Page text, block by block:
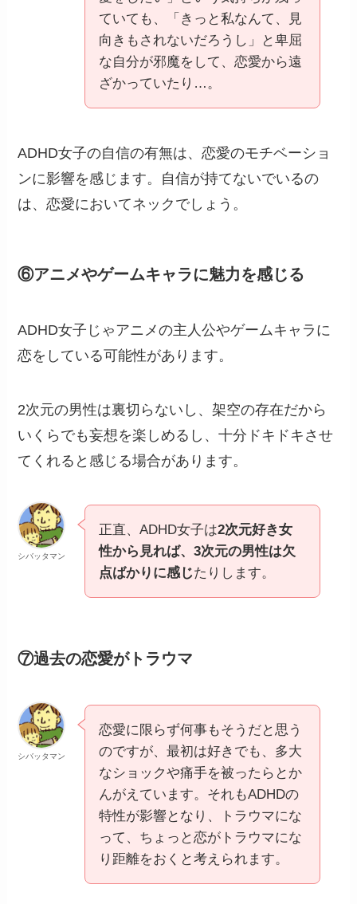
ていても、「きっと私なんて、見
向きもされないだろうし」と卑屈
な自分が邪魔をして、恋愛から遠
ざかっていたり…。
ADHD女子の自信の有無は、恋愛のモチベーショ
ンに影響を感じます。自信が持てないでいるの
は、恋愛においてネックでしょう。
⑥アニメやゲームキャラに魅力を感じる
ADHD女子じゃアニメの主人公やゲームキャラに
恋をしている可能性があります。
2次元の男性は裏切らないし、架空の存在だから
いくらでも妄想を楽しめるし、十分ドキドキさせ
てくれると感じる場合があります。
シバッタマン
正直、ADHD女子は2次元好き女
性から見れば、3次元の男性は欠
点ばかりに感じたりします。
⑦過去の恋愛がトラウマ
シバッタマン
恋愛に限らず何事もそうだと思う
のですが、最初は好きでも、多大
なショックや痛手を被ったらとか
んがえています。それもADHDの
特性が影響となり、トラウマにな
って、ちょっと恋がトラウマにな
り距離をおくと考えられます。